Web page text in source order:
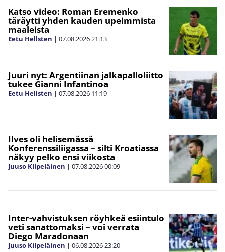
Katso video: Roman Eremenko
täräytti yhden kauden upeimmista
maaleista
Eetu Hellsten | 07.08.202621:13
Juuri nyt: Argentiinan jalkapalloliitto
tukee Gianni Infantinoa
Eetu Hellsten | 07.08.2026 11:19
Ilves oli helisemässä
Konferenssiliigassa – silti Kroatiassa
näkyy pelko ensi viikosta
Juuso Kilpeläinen | 07.08.202600:09
Inter-vahvistuksen röyhkeä esiintulo
veti sanattomaksi – voi verrata
Diego Maradonaan
Juuso Kilpeläinen | 06.08.202623:20